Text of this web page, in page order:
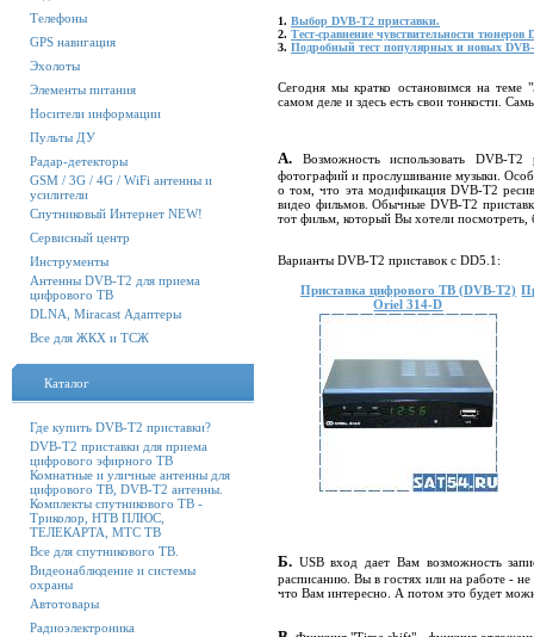
Телефоны
GPS навигация
Эхолоты
Элементы питания
Носители информации
Пульты ДУ
Радар-детекторы
GSM / 3G / 4G / WiFi антенны и
усилители
Спутниковый Интернет NEW!
Сервисный центр
Инструменты
Антенны DVB-T2 для приема
цифрового ТВ
DLNA, Miracast Адаптеры
Все для ЖКХ и ТСЖ
Каталог
Где купить DVB-T2 приставки?
DVB-T2 приставки для приема
цифрового эфирного ТВ
Комнатные и уличные антенны для
цифрового ТВ, DVB-T2 антенны.
Комплекты спутникового ТВ -
Триколор, НТВ ПЛЮС,
ТЕЛЕКАРТА, МТС ТВ
Все для спутникового ТВ.
Видеонаблюдение и системы
охраны
Автотовары
Радиоэлектроника
1. Выбор DVB-T2 приставки.
2. Тест-сравнение чувствительности тюнеров
3. Подробный тест популярных и новых DVB-
Сегодня мы кратко остановимся на
самом деле и здесь есть свои тонкости.
А.
Возможность использовать DVB-
фотографий и прослушивание музыки.
о том, что эта модификация DVB-T2
видео фильмов. Обычные DVB-T2
тот фильм, который Вы хотели посмотреть,
Варианты DVB-T2 приставок с DD5.1:
Приставка цифрового ТВ (DVB-T2)
Oriel 314-D
Б. USB вход дает Вам возможность
расписанию. Вы в гостях или на работе -
что Вам интересно. А потом это будет